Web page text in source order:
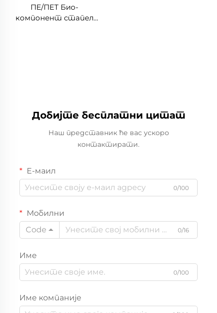
ПЕ/ПЕТ Био-
компонент стапел
Добијте бесплатни цитат
Наш представник ће вас ускоро
контактирати.
Е-маил
0/100
Мобилни
Code
0/16
Име
0/100
Име компаније